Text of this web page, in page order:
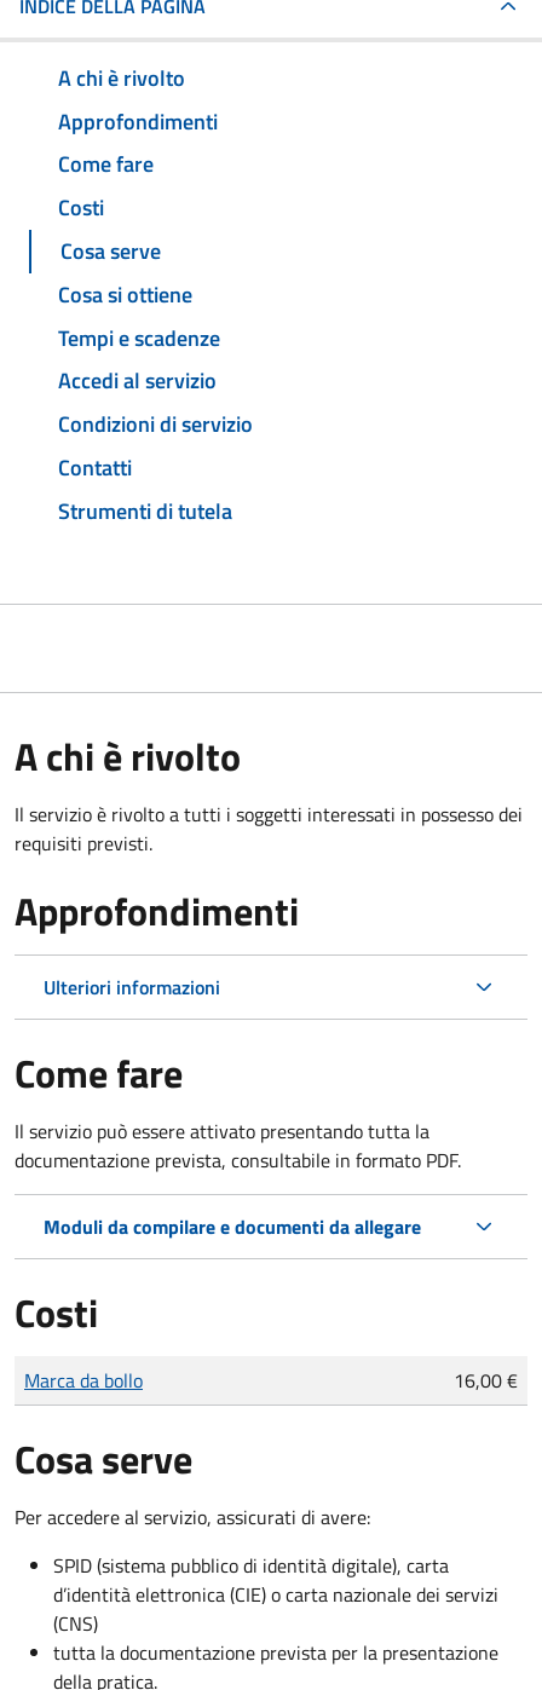
INDICE DELLA PAGINA
A chi è rivolto
Approfondimenti
Come fare
Costi
Cosa serve
Cosa si ottiene
Tempi e scadenze
Accedi al servizio
Condizioni di servizio
Contatti
Strumenti di tutela
A chi è rivolto
Il servizio è rivolto a tutti i soggetti interessati in possesso dei
requisiti previsti.
Approfondimenti
Ulteriori informazioni
Come fare
Il servizio può essere attivato presentando tutta la
documentazione prevista, consultabile in formato PDF.
Moduli da compilare e documenti da allegare
Costi
Tipo di pagamento
Importo
Marca da bollo 16,00 €
Cosa serve
Per accedere al servizio, assicurati di avere:
SPID (sistema pubblico di identità digitale), carta
d’identità elettronica (CIE) o carta nazionale dei servizi
(CNS)
tutta la documentazione prevista per la presentazione
della pratica.